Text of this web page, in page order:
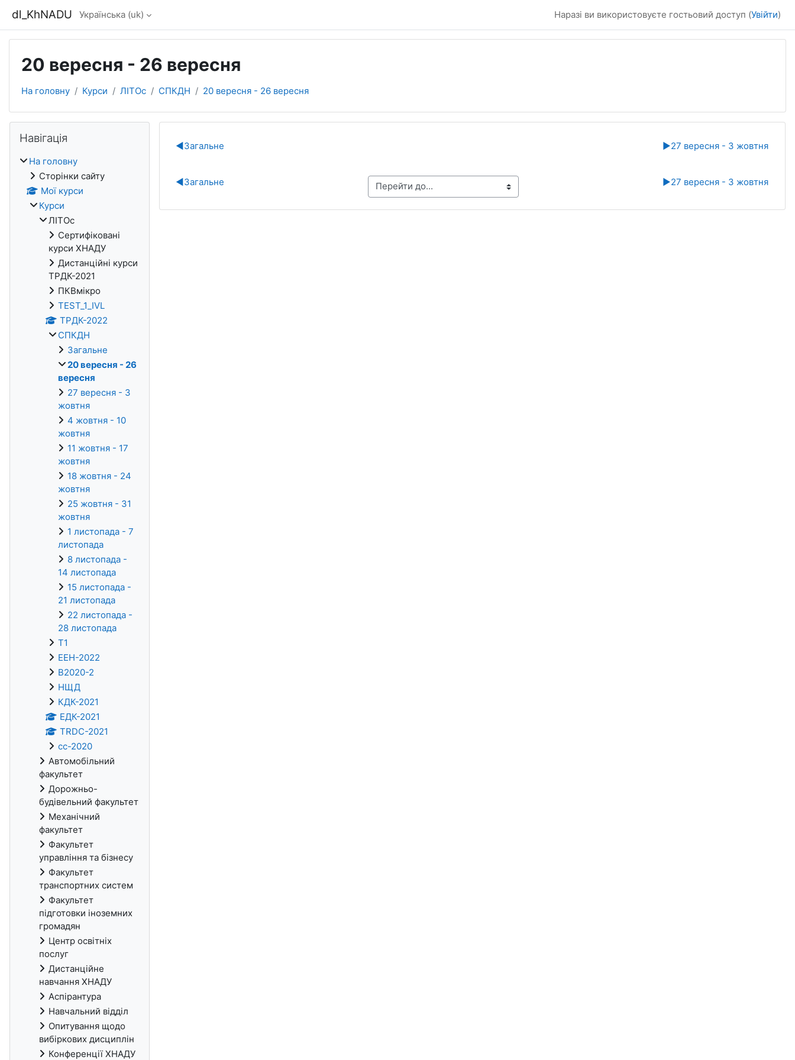
dl_KhNADU Українська ‎(uk)‎ Наразі ви використовуєте гостьовий доступ (Увійти)
20 вересня - 26 вересня
На головну Курси ЛІТОс СПКДН 20 вересня - 26 вересня
Схема розділу
◀︎Загальне ▶︎27 вересня - 3 жовтня
◀︎Загальне ▶︎27 вересня - 3 жовтня
Блоки
Навігація
На головну
Сторінки сайту
Мої курси
Курси
ЛІТОс
Сертифіковані
курси ХНАДУ
Дистанційні курси
ТРДК-2021
ПКВмікро
TEST_1_IVL
ТРДК-2022
СПКДН
Загальне
20 вересня - 26
вересня
27 вересня - 3
жовтня
4 жовтня - 10
жовтня
11 жовтня - 17
жовтня
18 жовтня - 24
жовтня
25 жовтня - 31
жовтня
1 листопада - 7
листопада
8 листопада -
14 листопада
15 листопада -
21 листопада
22 листопада -
28 листопада
Т1
ЕЕН-2022
В2020-2
НЩД
КДК-2021
ЕДК-2021
TRDC-2021
cc-2020
Автомобільний
факультет
Дорожньо-
будівельний факультет
Механічний
факультет
Факультет
управління та бізнесу
Факультет
транспортних систем
Факультет
підготовки іноземних
громадян
Центр освітніх
послуг
Дистанційне
навчання ХНАДУ
Аспірантура
Навчальний відділ
Опитування щодо
вибіркових дисциплін
Конференції ХНАДУ